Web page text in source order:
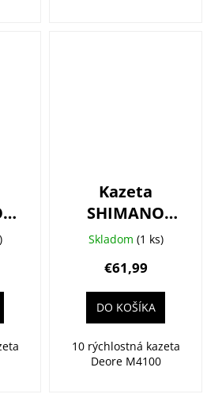
Kazeta
SHIMANO
Deore CS-
11-46z.
Skladom (1 ks)
€61,99
DO KOŠÍKA
10 rýchlostná kazeta
Deore M4100